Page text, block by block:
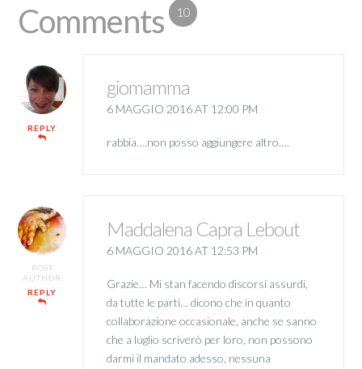
Comments 10
REPLY
giomamma
6 MAGGIO 2016 AT 12:00 PM
rabbia….non posso aggiungere altro….
POST
AUTHOR
REPLY
Maddalena Capra Lebout
6 MAGGIO 2016 AT 12:53 PM
Grazie… Mi stan facendo discorsi assurdi,
da tutte le parti… dicono che in quanto
collaborazione occasionale, anche se sanno
che a luglio scriverò per loro, non possono
darmi il mandato adesso, nessuna